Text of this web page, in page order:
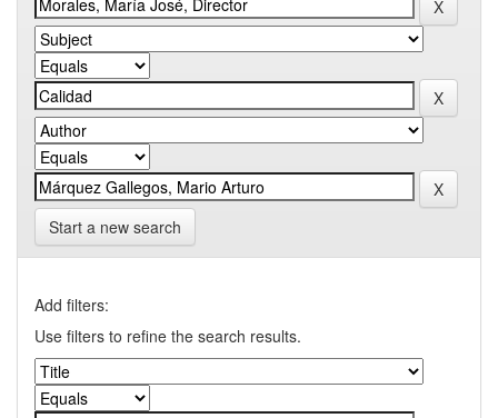
Start a new search
Add filters:
Use filters to refine the search results.